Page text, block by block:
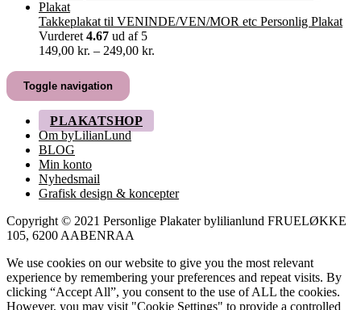
419,00 kr.
Takkeplakat til VENINDE/VEN/MOR etc Personlig Plakat
Vurderet4.67 ud af 5
149,00 kr. – 249,00 kr.
Toggle navigation
PLAKATSHOP
Om byLilianLund
BLOG
Min konto
Nyhedsmail
Grafisk design & koncepter
Copyright © 2021 Personlige Plakater bylilianlund FRUELØKKE
105, 6200 AABENRAA
We use cookies on our website to give you the most relevant
experience by remembering your preferences and repeat visits. By
clicking “Accept All”, you consent to the use of ALL the cookies.
However, you may visit "Cookie Settings" to provide a controlled